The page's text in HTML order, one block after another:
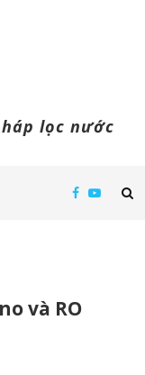
lọc nước
và RO